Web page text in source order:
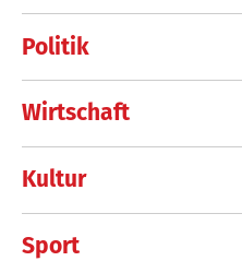
Politik
Wirtschaft
Kultur
Sport